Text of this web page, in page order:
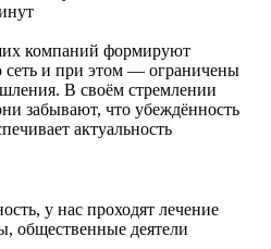
компаний формируют
сеть и при этом — ограничены
В своём стремлении
забывают, что убеждённость
актуальность
у нас проходят лечение
общественные деятели